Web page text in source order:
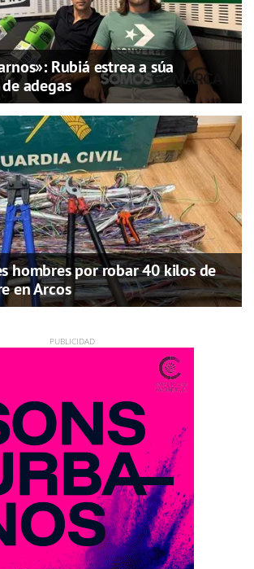
Rubiá estrea a súa
adegas
hombres por robar 40 kilos de
en Arcos